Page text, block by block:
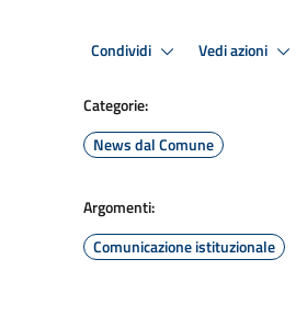
Condividi Vedi azioni
Categorie:
News dal Comune
Argomenti:
Comunicazione istituzionale